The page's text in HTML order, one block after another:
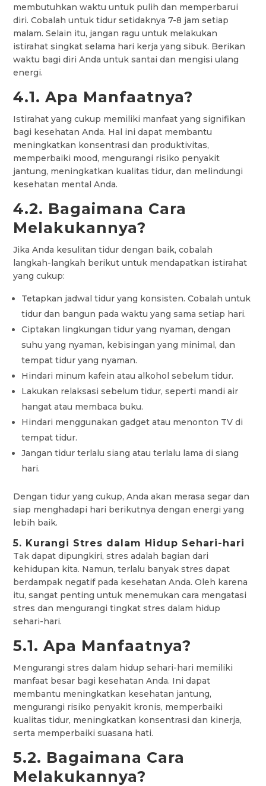
membutuhkan waktu untuk pulih dan memperbarui
diri. Cobalah untuk tidur setidaknya 7-8 jam setiap
malam. Selain itu, jangan ragu untuk melakukan
istirahat singkat selama hari kerja yang sibuk. Berikan
waktu bagi diri Anda untuk santai dan mengisi ulang
energi.
4.1. Apa Manfaatnya?
Istirahat yang cukup memiliki manfaat yang signifikan
bagi kesehatan Anda. Hal ini dapat membantu
meningkatkan konsentrasi dan produktivitas,
memperbaiki mood, mengurangi risiko penyakit
jantung, meningkatkan kualitas tidur, dan melindungi
kesehatan mental Anda.
4.2. Bagaimana Cara
Melakukannya?
Jika Anda kesulitan tidur dengan baik, cobalah
langkah-langkah berikut untuk mendapatkan istirahat
yang cukup:
Tetapkan jadwal tidur yang konsisten. Cobalah untuk
tidur dan bangun pada waktu yang sama setiap hari.
Ciptakan lingkungan tidur yang nyaman, dengan
suhu yang nyaman, kebisingan yang minimal, dan
tempat tidur yang nyaman.
Hindari minum kafein atau alkohol sebelum tidur.
Lakukan relaksasi sebelum tidur, seperti mandi air
hangat atau membaca buku.
Hindari menggunakan gadget atau menonton TV di
tempat tidur.
Jangan tidur terlalu siang atau terlalu lama di siang
hari.
Dengan tidur yang cukup, Anda akan merasa segar dan
siap menghadapi hari berikutnya dengan energi yang
lebih baik.
5. Kurangi Stres dalam Hidup Sehari-hari
Tak dapat dipungkiri, stres adalah bagian dari
kehidupan kita. Namun, terlalu banyak stres dapat
berdampak negatif pada kesehatan Anda. Oleh karena
itu, sangat penting untuk menemukan cara mengatasi
stres dan mengurangi tingkat stres dalam hidup
sehari-hari.
5.1. Apa Manfaatnya?
Mengurangi stres dalam hidup sehari-hari memiliki
manfaat besar bagi kesehatan Anda. Ini dapat
membantu meningkatkan kesehatan jantung,
mengurangi risiko penyakit kronis, memperbaiki
kualitas tidur, meningkatkan konsentrasi dan kinerja,
serta memperbaiki suasana hati.
5.2. Bagaimana Cara
Melakukannya?